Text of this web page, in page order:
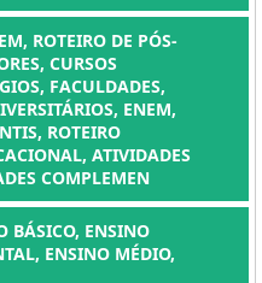
ROTEIRO DE PÓS-
CURSOS
FACULDADES,
ENEM,
ROTEIRO
ATIVIDADES
COMPLEMEN
BÁSICO, ENSINO
ENSINO MÉDIO,